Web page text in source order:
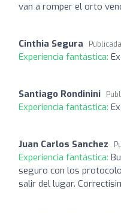
van a romper el orto
Cinthia Segura
Experiencia fantástica:
Santiago Rondinini
Experiencia fantástica:
Juan Carlos Sanchez
Experiencia fantástica:
seguro con los
salir del lugar.